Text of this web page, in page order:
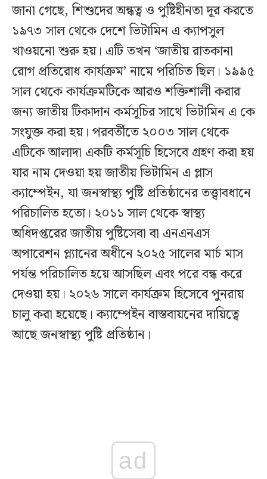
জানা গেছে, শিশুদের অন্ধত্ব ও পুষ্টিহীনতা দূর করতে
১৯৭৩ সাল থেকে দেশে ভিটামিন এ ক্যাপসুল
খাওয়নো শুরু হয়। এটি তখন ‘জাতীয় রাতকানা
রোগ প্রতিরোধ কার্যক্রম’ নামে পরিচিত ছিল। ১৯৯৫
সাল থেকে কার্যক্রমটিকে আরও শক্তিশালী করার
জন্য জাতীয় টিকাদান কর্মসূচির সাথে ভিটামিন এ কে
সংযুক্ত করা হয়। পরবর্তীতে ২০০৩ সাল থেকে
এটিকে আলাদা একটি কর্মসূচি হিসেবে গ্রহণ করা হয়
যার নাম দেওয়া হয় জাতীয় ভিটামিন এ প্লাস
ক্যাম্পেইন, যা জনস্বাস্থ্য পুষ্টি প্রতিষ্ঠানের তত্ত্বাবধানে
পরিচালিত হতো। ২০১১ সাল থেকে স্বাস্থ্য
অধিদপ্তরের জাতীয় পুষ্টিসেবা বা এনএনএস
অপারেশন প্ল্যানের অধীনে ২০২৫ সালের মার্চ মাস
পর্যন্ত পরিচালিত হয়ে আসছিল এবং পরে বন্ধ করে
দেওয়া হয়। ২০২৬ সালে কার্যক্রম হিসেবে পুনরায়
চালু করা হয়েছে। ক্যাম্পেইন বাস্তবায়নের দায়িত্বে
আছে জনস্বাস্থ্য পুষ্টি প্রতিষ্ঠান।
ad